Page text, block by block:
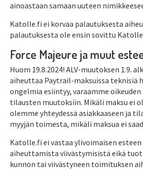
ainoastaan samaan uuteen
Katolle.fi ei korvaa palautuksesta
palautuksesta ole ensin sovittu
Force Majeure ja muut
Huom 19.8.2024! ALV-muutoksen 1.9.
aiheuttaa Paytrail-maksuissa teknisiä
ongelmia esiintyy, varaamme
tilausten muutoksiin. Mikäli maksu ei
olemme yhteydessä asiakkaaseen ja
myyjän toimesta, mikäli maksua ei
Katolle.fi ei vastaa ylivoimaisen
aiheuttamista viivästymisistä eikä
kunnon tai viivästyneen toimituksen